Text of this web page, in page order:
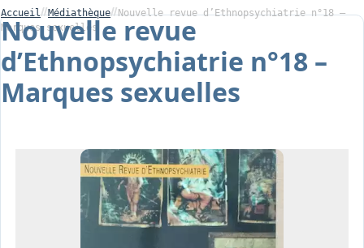
Association
Centre de Soin
Ressources
Accueil Médiathèque
Nouvelle revue d’Ethnopsychiatrie n°18 –
Marques sexuelles
Nouvelle revue
d’Ethnopsychiatrie n°18 –
Marques sexuelles